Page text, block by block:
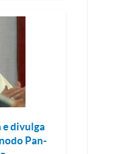
e divulga
Pan-